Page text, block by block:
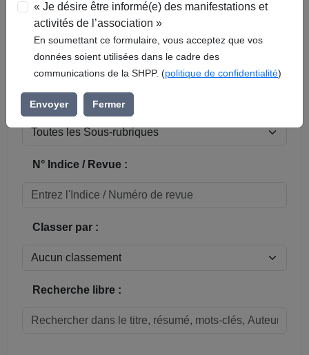
Réinitialiser
Sous-rubrique / Commune :
N° Indice / Revue :
Classer par :
Recherche libre :
« Je désire être informé(e) des manifestations et
activités de l’association »
En soumettant ce formulaire, vous acceptez que vos
données soient utilisées dans le cadre des
communications de la SHPP. (politique de confidentialité)
Envoyer Fermer